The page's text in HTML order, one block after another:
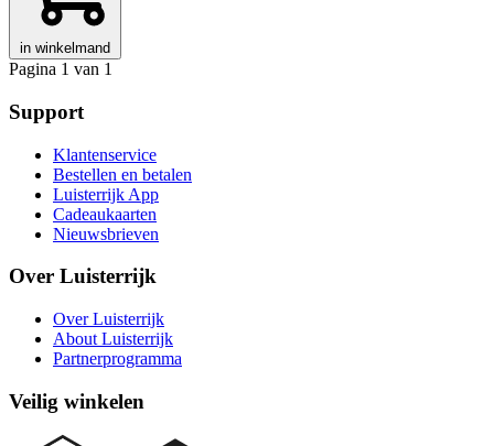
in winkelmand
Pagina 1 van 1
Support
Klantenservice
Bestellen en betalen
Luisterrijk App
Cadeaukaarten
Nieuwsbrieven
Over Luisterrijk
Over Luisterrijk
About Luisterrijk
Partnerprogramma
Veilig winkelen